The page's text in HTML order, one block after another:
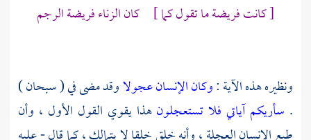
[ كانت فريضة ما تقول كما ] كان الزناء فريضة الرجم
ونظيره هذه الآية :وكان الإنسان عجولاوقد مضى في ( سبحان )
. سأريكم آياتي فلا تستعجلونهذا يقوي القول الأول ، وأن